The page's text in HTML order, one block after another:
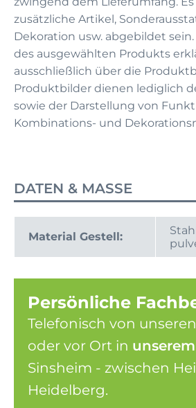
zusätzliche Artikel,
Dekoration usw. abgebildet
des ausgewählten Produkts
ausschließlich über die
Produktbilder dienen lediglich
sowie der Darstellung von
Kombinations- und
DATEN & MASSE
Material Gestell:
Stahl
Persönliche
Telefonisch von
oder vor Ort in
Sinsheim - zwischen
Heidelberg.